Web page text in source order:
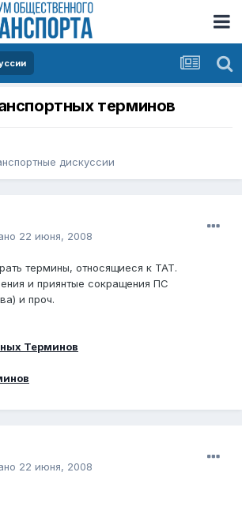
терминов
дискуссии
22 июня, 2008
термины, относящиеся к ТАТ.
и приянтые сокращения ПС
и проч.
Терминов
22 июня, 2008